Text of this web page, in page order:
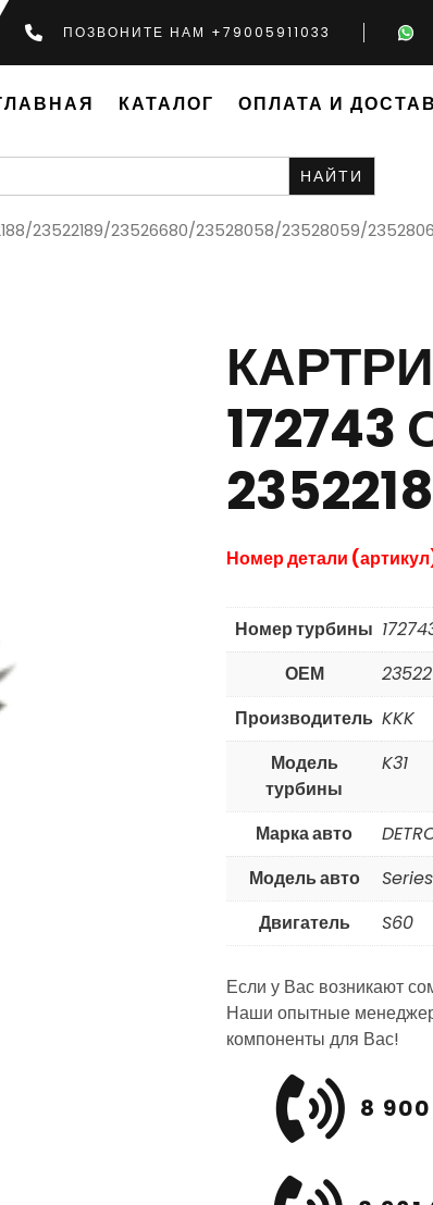
ПОЗВОНИТЕ НАМ +79005911033
КАТАЛОГ ОПЛАТА И
23522189/23526680/23528058/23528059/
172743
Номер детали
Номер турбины
ОЕМ
Производитель KKK
Модель
турбины
K31
Марка авто
Модель авто
Двигатель
S60
Если у Вас возникают
Наши опытные
компоненты для Вас!
8 900